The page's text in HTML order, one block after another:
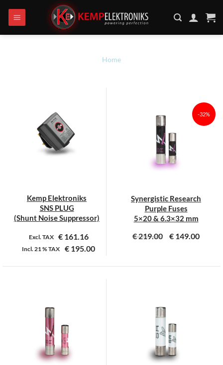
naar
inhoud
Home
Kemp Elektroniks
SNS PLUG
(Shunt Noise Suppressor)
Excl. TAX €161.16
Incl.21 %TAX € 195.00
Dit
Deze
optie
kan
gekozen
-32%
Synergistic Research
Purple Fuses
5×20 & 6.3×32 mm
€219.00 € 149.00
Dit
Deze
optie
kan
gekozen